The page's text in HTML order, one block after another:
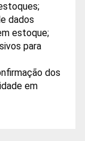
dados
estoque;
para
dos
em